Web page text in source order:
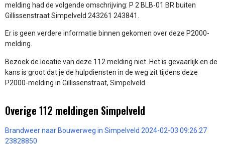
melding had de volgende omschrijving: P 2 BLB-01 BR buiten
Gillissenstraat Simpelveld 243261 243841.
Er is geen verdere informatie binnen gekomen over deze P2000-
melding.
Bezoek de locatie van deze 112 melding niet. Het is gevaarlijk en de
kans is groot dat je de hulpdiensten in de weg zit tijdens deze
P2000-melding in Gillissenstraat, Simpelveld.
Overige 112 meldingen Simpelveld
Brandweer naar Bouwerweg in Simpelveld 2024-02-03 09:26:27
23828850